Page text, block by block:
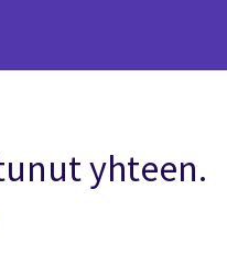
yhteen.